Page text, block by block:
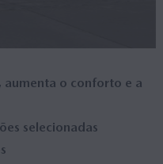
aumenta o conforto e a
selecionadas